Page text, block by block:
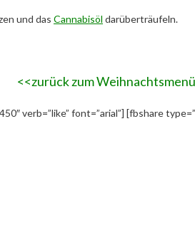
und das Cannabisöl darüberträufeln.
<<zurück zum
verb=”like” font=”arial”] [fbshare